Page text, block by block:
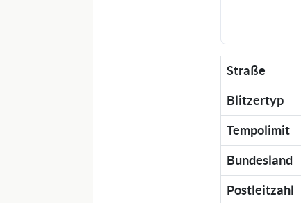
Straße
Blitzertyp
Tempolimit
Bundesland
Postleitzahl